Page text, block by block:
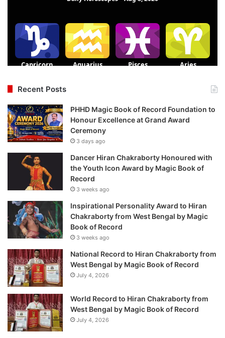
Recent Posts
PHHD Magic Book of Record Foundation to
Honour Excellence at Grand Award
Ceremony
3 days ago
Dancer Hiran Chakraborty Honoured with
the Youth Icon Award by Magic Book of
Record
3 weeks ago
Inspirational Personality Award to Hiran
Chakraborty from West Bengal by Magic
Book of Record
3 weeks ago
National Record to Hiran Chakraborty from
West Bengal by Magic Book of Record
July 4, 2026
World Record to Hiran Chakraborty from
West Bengal by Magic Book of Record
July 4, 2026